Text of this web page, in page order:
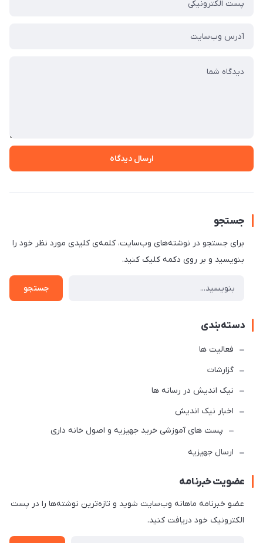
ارسال دیدگاه
جستجو
برای جستجو در نوشته‌های وب‌سایت، کلمه‌ی کلیدی مورد نظر خود را
بنویسید و بر روی دکمه کلیک کنید.
جستجو
دسته‌بندی
فعالیت ها
گزارشات
نیک اندیش در رسانه ها
اخبار نیک اندیش
پست های آموزشی خرید جهیزیه و اصول خانه داری
ارسال جهیزیه
عضویت خبرنامه
عضو خبرنامه ماهانه وب‌سایت شوید و تازه‌ترین نوشته‌ها را در پست
الکترونیک خود دریافت کنید.